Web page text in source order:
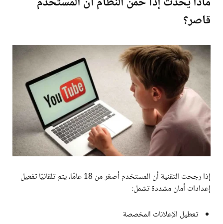
قاصر؟
إذا رجحت التقنية أن المستخدم أصغر من 18 عامًا، يتم تلقائيًا تفعيل
إعدادات أمان مشددة تشمل:
تعطيل الإعلانات المخصصة